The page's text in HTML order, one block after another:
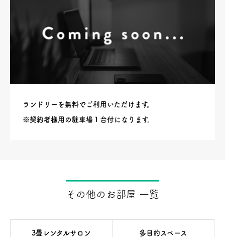
ランドリーを無料でご利用いただけます。
※契約者様用の駐車場１台付になります。
その他のお部屋 一覧
3畳レンタルサロン 多目的スペース